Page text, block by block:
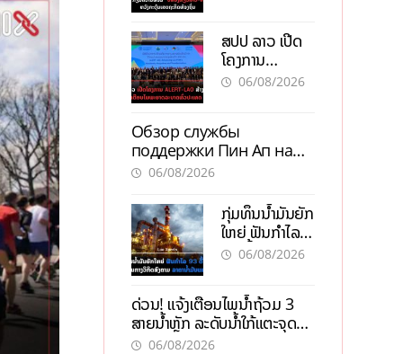
ເສດຖະກິດ
ທ້ອງຖິ່ນ
ສປປ ລາວ ເປີດ
ໂຄງການ
ALERT-LAO
ລະບາດທົ່ວ
ປະເທດ
06/08/2026
Обзор службы
поддержки Пин Ап на
официальном сайте с
информацией
06/08/2026
ກຸ່ມທຶນນ້ຳມັນຍັກ
ໃຫຍ່ ຟັນກຳໄລ
93 ຕື້ໂດລາ
ນໍ້າມັນແພງ
06/08/2026
ດ່ວນ! ແຈ້ງເຕືອນໄພນໍ້າຖ້ວມ 3
ສາຍນໍ້າຫຼັກ ລະດັບນໍ້າໃກ້ແຕະຈຸດ
ອັນຕະລາຍ
06/08/2026